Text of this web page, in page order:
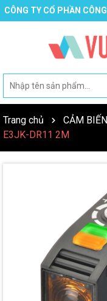
CÔNG TY CỔ PHẦN
Trang chủ CẢM
E3JK-DR11 2M